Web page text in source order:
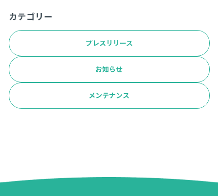
カテゴリー
プレスリリース
お知らせ
メンテナンス